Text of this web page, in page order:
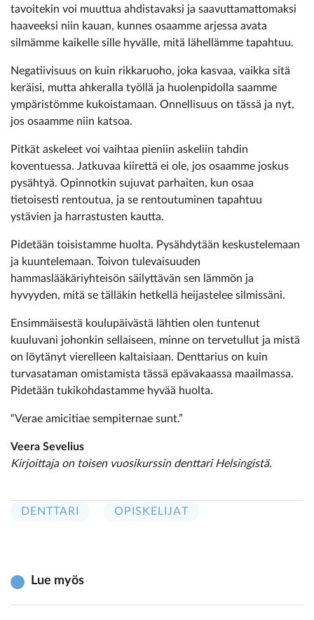
tavoitekin voi muuttua ahdistavaksi ja saavuttamattomaksi
haaveeksi niin kauan, kunnes osaamme arjessa avata
silmämme kaikelle sille hyvälle, mitä lähellämme tapahtuu.
Negatiivisuus on kuin rikkaruoho, joka kasvaa, vaikka sitä
keräisi, mutta ahkeralla työllä ja huolenpidolla saamme
ympäristömme kukoistamaan. Onnellisuus on tässä ja nyt,
jos osaamme niin katsoa.
Pitkät askeleet voi vaihtaa pieniin askeliin tahdin
koventuessa. Jatkuvaa kiirettä ei ole, jos osaamme joskus
pysähtyä. Opinnotkin sujuvat parhaiten, kun osaa
tietoisesti rentoutua, ja se rentoutuminen tapahtuu
ystävien ja harrastusten kautta.
Pidetään toisistamme huolta. Pysähdytään keskustelemaan
ja kuuntelemaan. Toivon tulevaisuuden
hammaslääkäriyhteisön säilyttävän sen lämmön ja
hyvyyden, mitä se tälläkin hetkellä heijastelee silmissäni.
Ensimmäisestä koulupäivästä lähtien olen tuntenut
kuuluvani johonkin sellaiseen, minne on tervetullut ja mistä
on löytänyt vierelleen kaltaisiaan. Denttarius on kuin
turvasataman omistamista tässä epävakaassa maailmassa.
Pidetään tukikohdastamme hyvää huolta.
“Verae amicitiae sempiternae sunt.”
Veera Sevelius
Kirjoittaja on toisen vuosikurssin denttari Helsingistä.
DENTTARI OPISKELIJAT
Lue myös